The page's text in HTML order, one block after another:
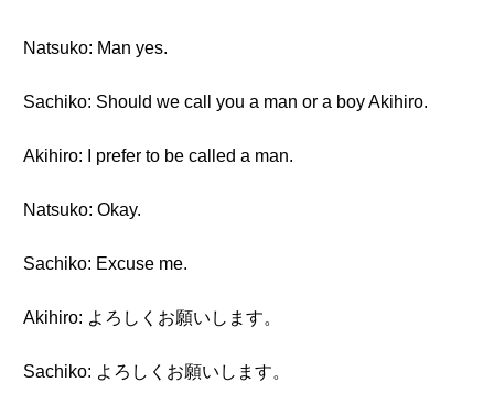
Natsuko: Man yes.
Sachiko: Should we call you a man or a boy Akihiro.
Akihiro: I prefer to be called a man.
Natsuko: Okay.
Sachiko: Excuse me.
Akihiro: よろしくお願いします。
Sachiko: よろしくお願いします。